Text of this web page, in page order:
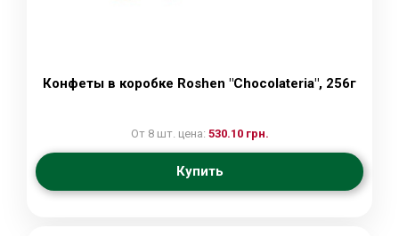
Конфеты в коробке Roshen "Chocolateria", 256г
От 8 шт. цена: 530.10 грн.
Купить